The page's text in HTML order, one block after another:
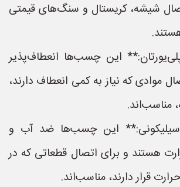
شیشه، کریستال و سنگ‌های قیمتی
این چسب‌ها انعطاف‌پذیر
موادی که نیاز به کمی انعطاف دارند،
مناسب‌اند.
این چسب‌ها ضد آب و
هستند و برای اتصال قطعاتی که در
قرار دارند، مناسب‌اند.